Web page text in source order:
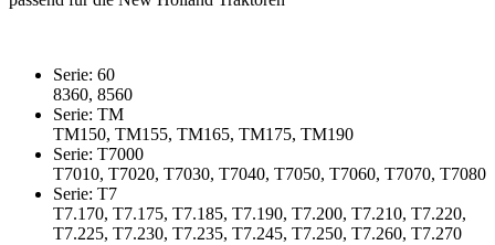
Serie: 60
8360, 8560
Serie: TM
TM150, TM155, TM165, TM175, TM190
Serie: T7000
T7010, T7020, T7030, T7040, T7050, T7060, T7070, T7080
Serie: T7
T7.170, T7.175, T7.185, T7.190, T7.200, T7.210, T7.220,
T7.225, T7.230, T7.235, T7.245, T7.250, T7.260, T7.270